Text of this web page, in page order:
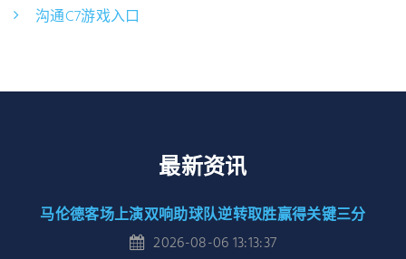
沟通C7游戏入口
最新资讯
马伦德客场上演双响助球队逆转取胜赢得关键三分
2026-08-06 13:13:37